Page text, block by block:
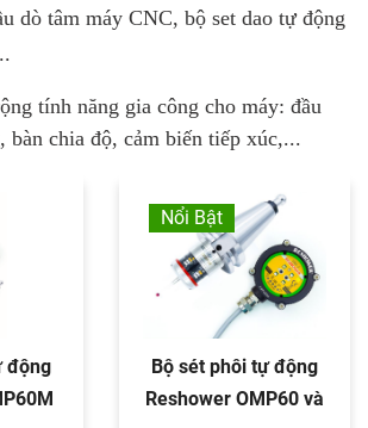
dò tâm máy CNC, bộ set dao tự động
tính năng gia công cho máy: đầu
bàn chia độ, cảm biến tiếp xúc,...
động
Nổi Bật
Bộ sét phôi tự động
Reshower OMP60 và